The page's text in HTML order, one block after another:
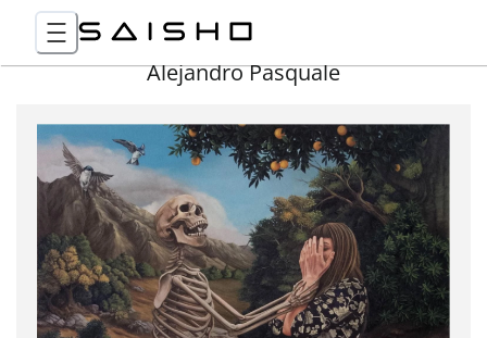
Alejandro Pasquale